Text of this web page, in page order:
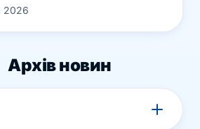
2026
Архів новин